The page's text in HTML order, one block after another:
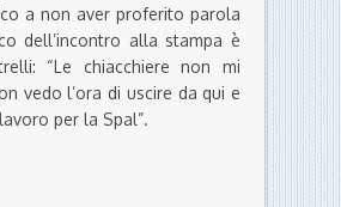
a non aver proferito parola
dell’incontro alla stampa è
“Le chiacchiere non mi
vedo l’ora di uscire da qui e
per la Spal”.